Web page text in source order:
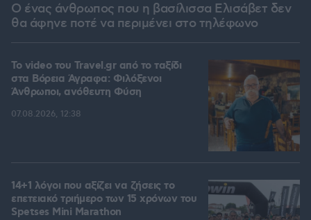
Ο ένας άνθρωπος που η βασίλισσα Ελισάβετ δεν
θα άφηνε ποτέ να περιμένει στο τηλέφωνο
To video του Travel.gr από το ταξίδι
στα Βόρεια Άγραφα: Φιλόξενοι
Άνθρωποι, ανόθευτη Φύση
07.08.2026, 12:38
14+1 λόγοι που αξίζει να ζήσεις το
επετειακό τριήμερο των 15 χρόνων του
Spetses Mini Marathon